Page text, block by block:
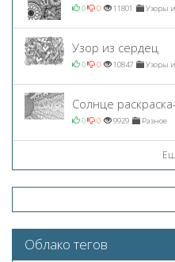
0 0 11801 Узоры
Узор из сердец
0 0 10847 Узоры
Солнце
0 0 9929 Разное
Облако тегов